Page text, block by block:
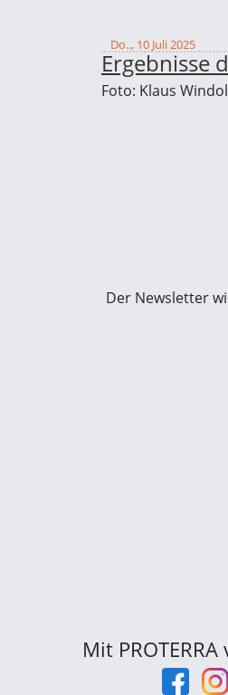
Do.., 10 Juli 2025
Ergebnisse
Foto: Klaus
Der Newsletter
Mit